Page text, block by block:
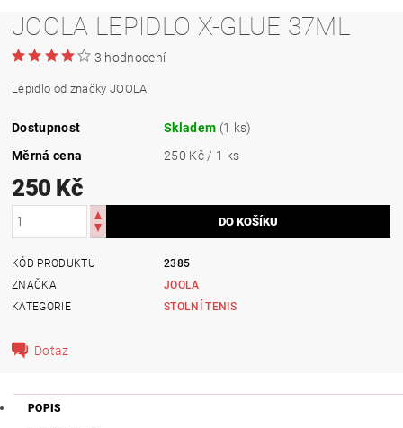
JOOLA LEPIDLO X-GLUE 37ML
3 hodnocení
Lepidlo od značky JOOLA
Dostupnost Skladem (1 ks)
Měrná cena
250 Kč / 1 ks
250 Kč
KÓD PRODUKTU
2385
ZNAČKA
JOOLA
KATEGORIE
STOLNÍ TENIS
Dotaz
POPIS